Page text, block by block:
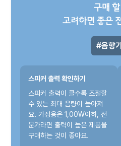
구매
고려하면 좋은
음향
스피커 출력 확인하기
스피커 출력이 클수록 조절할
수 있는 최대 음량이 높아져
요. 가정용은 1,00W이하, 전
문가라면 출력이 높은 제품을
구매하는 것이 좋아요.